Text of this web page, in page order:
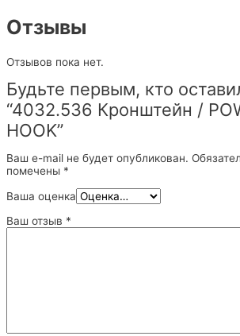
Отзывы
Отзывов пока нет.
Будьте первым, кто
“4032.536 Кронштейн /
HOOK”
Ваш e-mail не будет опубликован.
помечены *
Ваша оценка
Ваш отзыв *